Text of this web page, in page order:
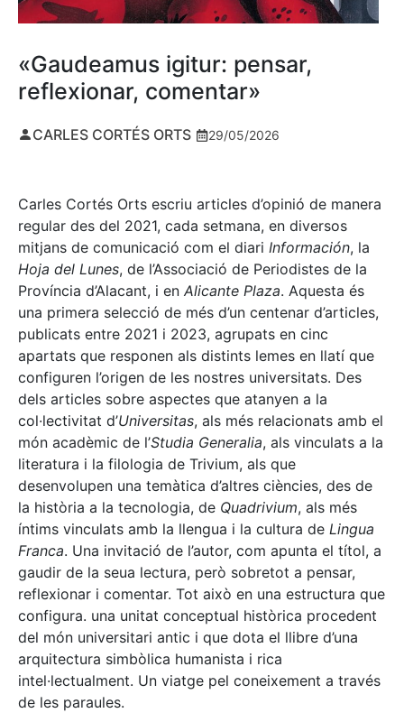
«Gaudeamus igitur: pensar,
reflexionar, comentar»
CARLES CORTÉS ORTS 29/05/2026
Carles Cortés Orts escriu articles d’opinió de manera
regular des del 2021, cada setmana, en diversos
mitjans de comunicació com el diari Información, la
Hoja del Lunes, de l’Associació de Periodistes de la
Província d’Alacant, i en Alicante Plaza. Aquesta és
una primera selecció de més d’un centenar d’articles,
publicats entre 2021 i 2023, agrupats en cinc
apartats que responen als distints lemes en llatí que
configuren l’origen de les nostres universitats. Des
dels articles sobre aspectes que atanyen a la
col·lectivitat d’Universitas, als més relacionats amb el
món acadèmic de l’Studia Generalia, als vinculats a la
literatura i la filologia de Trivium, als que
desenvolupen una temàtica d’altres ciències, des de
la història a la tecnologia, de Quadrivium, als més
íntims vinculats amb la llengua i la cultura de Lingua
Franca. Una invitació de l’autor, com apunta el títol, a
gaudir de la seua lectura, però sobretot a pensar,
reflexionar i comentar. Tot això en una estructura que
configura. una unitat conceptual històrica procedent
del món universitari antic i que dota el llibre d’una
arquitectura simbòlica humanista i rica
intel·lectualment. Un viatge pel coneixement a través
de les paraules.